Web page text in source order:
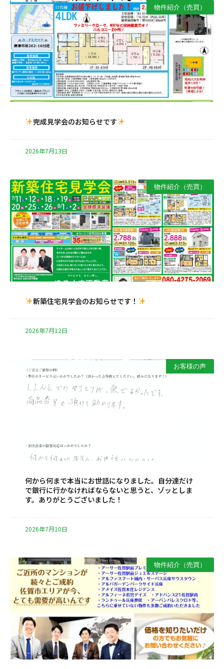
物件紹介（売買）
完成見学会のお知らせです
2026年7月13日
物件紹介（売買）
新築住宅見学会のお知らせです！
2026年7月12日
お客様の声
何から何まで本当にお世話になりました。自分達だけ
で銀行に行かなければならないと思うと、ゾッとしま
す。ありがとうございました！
2026年7月10日
物件紹介（売買）